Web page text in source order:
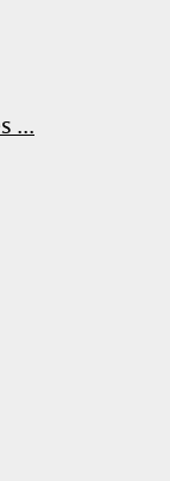
...